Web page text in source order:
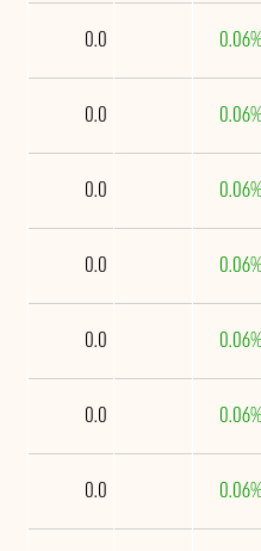
0.06%
0.0
0.06%
0.0
0.06%
0.0
0.06%
0.0
0.06%
0.0
0.06%
0.0
0.06%
0.0